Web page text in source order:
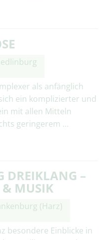
als anfänglich
ein komplizierter und
mit allen Mitteln
geringerem …
DREIKLANG –
& MUSIK
(Harz)
besondere Einblicke in